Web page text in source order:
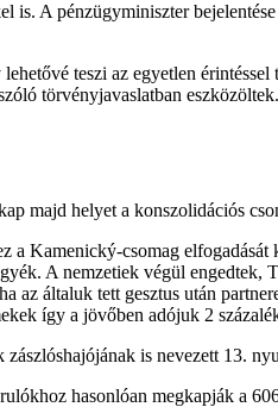
A pénzügyminiszter
teszi az egyetlen
törvényjavaslatban
majd helyet a konszolidációs
a Kamenický-csomag
A nemzetiek végül engedtek,
általuk tett gesztus után
így a jövőben adójuk 2
is nevezett 13.
hasonlóan megkapják a